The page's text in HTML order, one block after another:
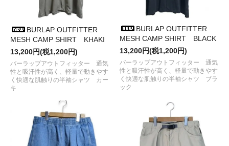
●2022/ 8/ 1
tempra から
●2022/ 7/ 8RWCHE から LOOSE TM CAPが入荷しました
HARVESTA! HABICOLからチノニッカパンツが
入荷しました
●2022/ 6/25AS2OV からMULTI CAMPING TOTE が入荷です
●2022/ 6/24NESTOUT モバイルバッテリーなどが入荷し
ました
●2022/ 6/21RWCHEからTシャツ、タオルなどが入荷しまし
た
What Will be Will be の
が入荷しました
●2022/ 6/ 8DIE*** CR(A)FT
ST2 & GOAL ZERO ARMED
COVERが入荷しました
●2022/ 6/ 6KAMU からZERO COVER
などが再入荷しました
●2022/ 5/28 BALLISTICS STADS CUPが再入荷しまし
BURLAP OUTFITTER
MESH CAMP SHIRT KHAKI
13,200円(税1,200円)
バーラップアウトフィッター 通気
性と吸汗性が高く、軽量で動きやす
く快適な肌触りの半袖シャツ カー
キ
BURLAP OUTFITTER
MESH CAMP SHIRT BLACK
13,200円(税1,200円)
バーラップアウトフィッター 通気
性と吸汗性が高く、軽量で動きやす
く快適な肌触りの半袖シャツ ブラ
ック